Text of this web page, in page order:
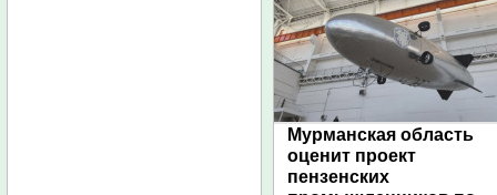
Мурманская область
оценит проект
пензенских